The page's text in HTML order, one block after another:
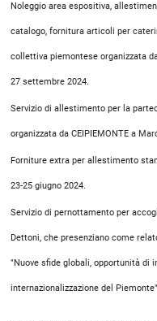
Noleggio area espositiva,
catalogo, fornitura articoli per
collettiva piemontese organizzata
27 settembre 2024.
Servizio di allestimento per la
organizzata da CEIPIEMONTE a
Forniture extra per allestimento
23-25 giugno 2024.
Servizio di pernottamento per
Dettoni, che presenziano come
"Nuove sfide globali, opportunità di
internazionalizzazione del